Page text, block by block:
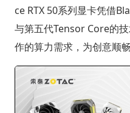
ce RTX 50系列显卡凭借
与第五代Tensor Core的
作的算力需求，为创意顺